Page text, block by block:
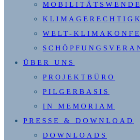
MOBILITÄTSWENDE
WELT-
ÜBER UNS
PROJEKTBÜRO
PILGERBASIS
IN MEMORIAM
PRESSE & DOWNLOAD
DOWNLOADS